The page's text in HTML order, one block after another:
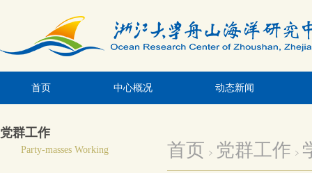
首页 中心概况 动态新闻
党群工作
Party-masses Working 首页 党群工作